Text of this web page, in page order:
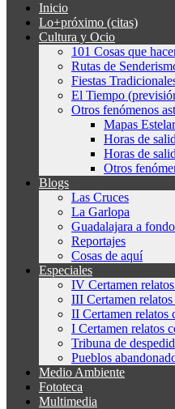
Inicio
Lo+próximo (citas)
Cultura y Ocio
101 Cosas que
Rutas de
Fiestas
El Tiempo
Otros fenómenos
Mapas
Horas de
Horas de
Otros
Blogs
Las Cruces
La Garlopa
Guadalajara a fondo
Reportajes
Cosas de aquí
Especiales
IV Certamen
III Certamen
II Certamen relatos
I Certamen relatos
Tribuna de
Pueblos
Medio Ambiente
Fototeca
Multimedia